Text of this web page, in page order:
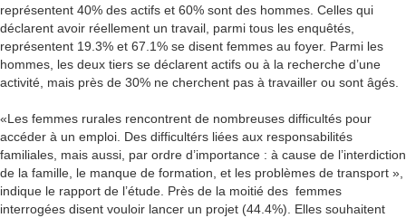
représentent 40% des actifs et 60% sont des hommes. Celles qui
déclarent avoir réellement un travail, parmi tous les enquêtés,
représentent 19.3% et 67.1% se disent femmes au foyer. Parmi les
hommes, les deux tiers se déclarent actifs ou à la recherche d’une
activité, mais près de 30% ne cherchent pas à travailler ou sont âgés.
«Les femmes rurales rencontrent de nombreuses difficultés pour
accéder à un emploi. Des difficultérs liées aux responsabilités
familiales, mais aussi, par ordre d’importance : à cause de l’interdiction
de la famille, le manque de formation, et les problèmes de transport »,
indique le rapport de l’étude. Près de la moitié des femmes
interrogées disent vouloir lancer un projet (44.4%). Elles souhaitent